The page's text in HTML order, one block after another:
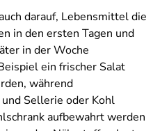
darauf, Lebensmittel die
in den ersten Tagen und
in der Woche
ein frischer Salat
während
Sellerie oder Kohl
aufbewahrt werden